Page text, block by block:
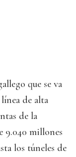
que se va
de alta
de la
9.040 millones
los túneles de